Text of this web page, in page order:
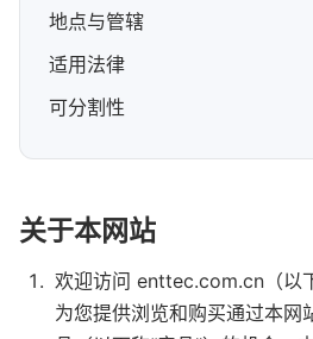
地点与管辖
适用法律
可分割性
关于本网站
欢迎访问 enttec.com.cn（以
为您提供浏览和购买通过本网